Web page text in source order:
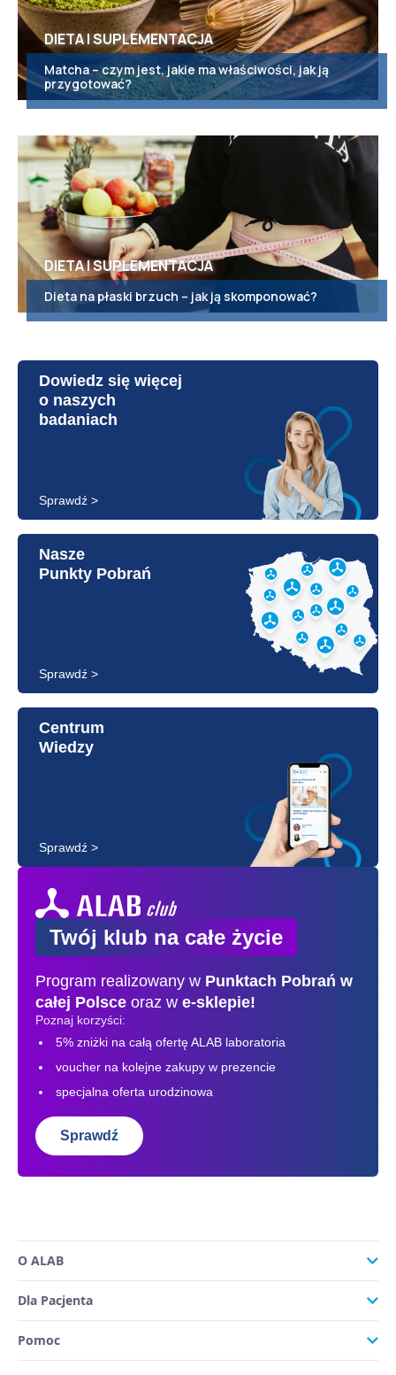
DIETA I SUPLEMENTACJA
Matcha – czym jest, jakie ma właściwości, jak ją
przygotować?
DIETA I SUPLEMENTACJA
Dieta na płaski brzuch – jak ją skomponować?
Dowiedz się więcej
o naszych
badaniach
Sprawdź >
Nasze
Punkty Pobrań
Sprawdź >
Centrum
Wiedzy
Sprawdź >
Twój klub na całe życie
Program realizowany w Punktach Pobrań w
całej Polsce oraz w e-sklepie!
Poznaj korzyści:
5% zniżki na całą ofertę ALAB laboratoria
voucher na kolejne zakupy w prezencie
specjalna oferta urodzinowa
Sprawdź
O ALAB
Dla Pacjenta
Pomoc